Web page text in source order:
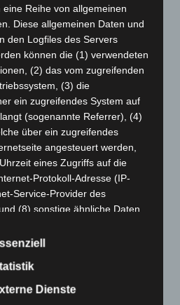
Reihe von allgemeinen
Diese allgemeinen Daten und
den Logfiles des Servers
können die (1) verwendeten
(2) das vom zugreifenden
(3) die
ein zugreifendes System auf
(sogenannte Referrer), (4)
über ein zugreifendes
angesteuert werden,
eines Zugriffs auf die
Protokoll-Adresse (IP-
Service-Provider des
(8) sonstige ähnliche Daten
Daten und
keine Rückschlüsse auf die
Dienste